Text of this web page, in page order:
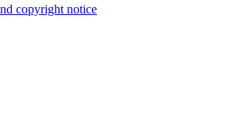
copyright notice